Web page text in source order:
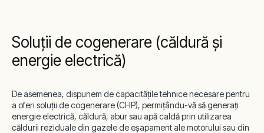
Soluții de cogenerare (căldură și
energie electrică)
De asemenea, dispunem de capacitățile tehnice necesare pentru
a oferi soluții de cogenerare (CHP), permițându-vă să generați
energie electrică, căldură, abur sau apă caldă prin utilizarea
căldurii reziduale din gazele de eșapament ale motorului sau din